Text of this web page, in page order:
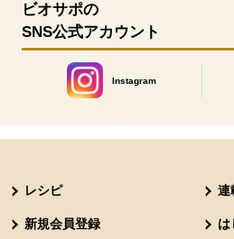
ビオサポの
SNS公式アカウント
Instagram
別のウィンドウで開きます。
レシピ 連
新規会員登録 は